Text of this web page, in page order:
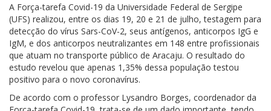
A Força-tarefa Covid-19 da Universidade Federal de Sergipe
(UFS) realizou, entre os dias 19, 20 e 21 de julho, testagem para
detecção do vírus Sars-CoV-2, seus antígenos, anticorpos IgG e
IgM, e dos anticorpos neutralizantes em 148 entre profissionais
que atuam no transporte público de Aracaju. O resultado do
estudo revelou que apenas 1,35% dessa população testou
positivo para o novo coronavírus.
De acordo com o professor Lysandro Borges, coordenador da